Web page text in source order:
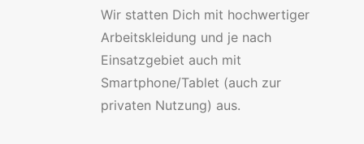
Wir statten Dich mit hochwertiger
Arbeitskleidung und je nach
Einsatzgebiet auch mit
Smartphone/Tablet (auch zur
privaten Nutzung) aus.